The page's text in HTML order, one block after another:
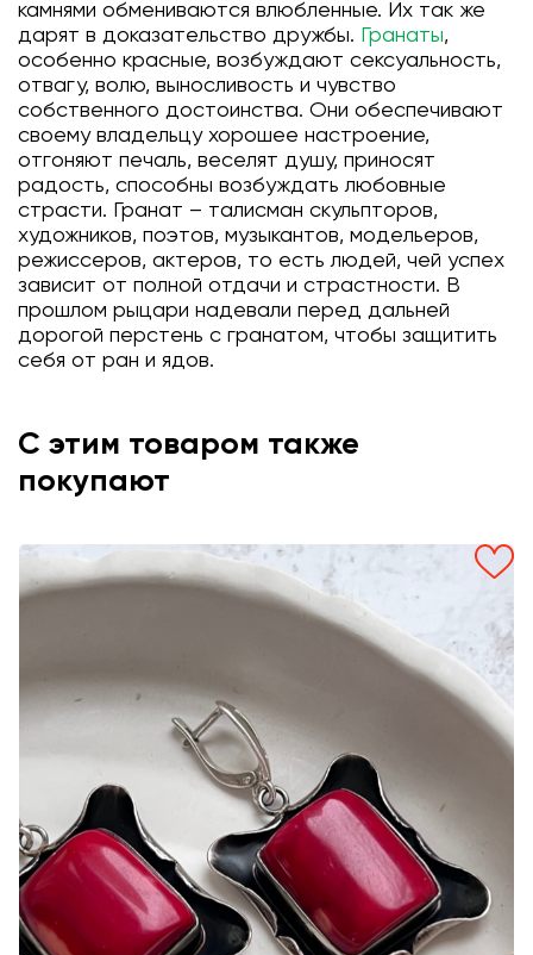
камнями обмениваются влюбленные. Их так же
дарят в доказательство дружбы. Гранаты,
особенно красные, возбуждают сексуальность,
отвагу, волю, выносливость и чувство
собственного достоинства. Они обеспечивают
своему владельцу хорошее настроение,
отгоняют печаль, веселят душу, приносят
радость, способны возбуждать любовные
страсти. Гранат – талисман скульпторов,
художников, поэтов, музыкантов, модельеров,
режиссеров, актеров, то есть людей, чей успех
зависит от полной отдачи и страстности. В
прошлом рыцари надевали перед дальней
дорогой перстень с гранатом, чтобы защитить
себя от ран и ядов.
С этим товаром также
покупают